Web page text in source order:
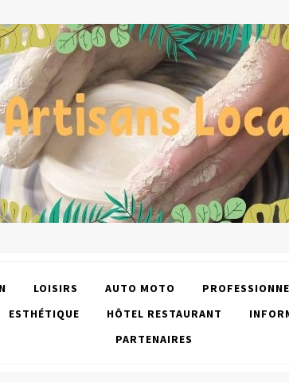
LOISIRS AUTO MOTO
ESTHÉTIQUE HÔTEL RESTAURANT
PARTENAIRES